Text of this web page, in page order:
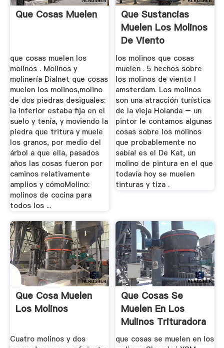
Que Cosas Muelen
que cosas muelen los
molinos . Molinos y
molinería Dialnet que cosas
muelen los molinos,molino
de dos piedras desiguales:
la inferior estaba fija en el
suelo y tenía, y moviendo la
piedra que tritura y muele
los granos, por medio del
árbol a que ella, pasados
años las cosas fueron por
caminos relativamente
amplios y cómoMolino:
molinos de cocina para
todos los ...
Que Sustancias
Muelen Los Molinos
De Viento
los molinos que cosas
muelen . 5 hechos sobre
los molinos de viento I
amsterdam. Los molinos
son una atracción turística
de la vieja Holanda – un
pintor le contamos algunas
cosas sobre los molinos
que probablemente no
sabía! es el De Kat, un
molino de pintura en el que
todavía hoy se muelen
tinturas y tiza .
Que Cosa Muelen
Los Molinos
Cuatro molinos y dos
Que Cosas Se
Muelen En Los
Mulinos Trituradora
De Cono
que cosas se muelen en los